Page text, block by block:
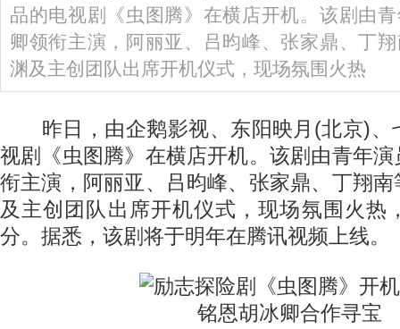
品的电视剧《虫图腾》在横店开机。该剧由
卿领衔主演，阿丽亚、吕昀峰、张家鼎、丁
渊及主创团队出席开机仪式，现场氛围火热
昨日，由企鹅影视、东阳映月(北京)、
视剧《虫图腾》在横店开机。该剧由青年
衔主演，阿丽亚、吕昀峰、张家鼎、丁翔
及主创团队出席开机仪式，现场氛围火热
分。据悉，该剧将于明年在腾讯视频上线。